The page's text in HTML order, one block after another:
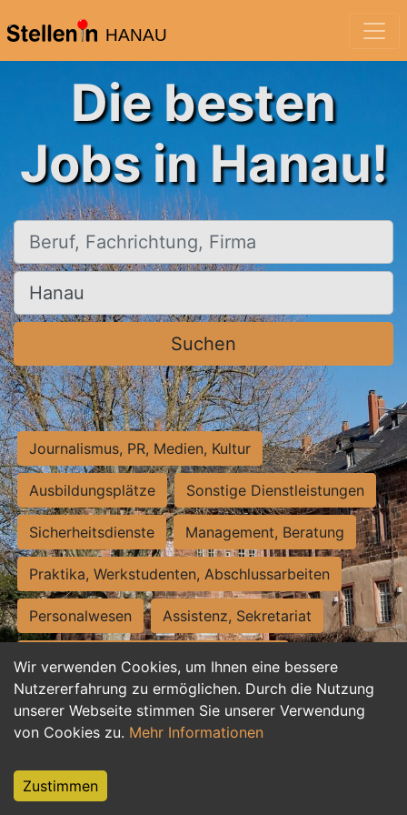
HANAU
Wir verwenden Cookies, um Ihnen eine bessere
Nutzererfahrung zu ermöglichen. Durch die Nutzung
unserer Webseite stimmen Sie unserer Verwendung
von Cookies zu. Mehr Informationen
Zustimmen
Die besten
Jobs in Hanau!
Beruf, Fachrichtung, Firma
Ort, Stadt
Suchen
Journalismus, PR, Medien, Kultur
Ausbildungsplätze Sonstige Dienstleistungen
Sicherheitsdienste Management, Beratung
Praktika, Werkstudenten, Abschlussarbeiten
Personalwesen Assistenz, Sekretariat
Hilfskräfte, Aushilfs- und Nebenjobs
Einkauf, Logistik, Materialwirtschaft
Weiterbildung, Studium, duale Ausbildung
Tourismus